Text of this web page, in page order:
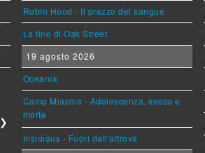
❯
Robin Hood - Il prezzo del sangue
La fine di Oak Street
19 agosto 2026
Oceania
Camp Miasma - Adolescenza, sesso e
morte
Insidious - Fuori dall'altrove